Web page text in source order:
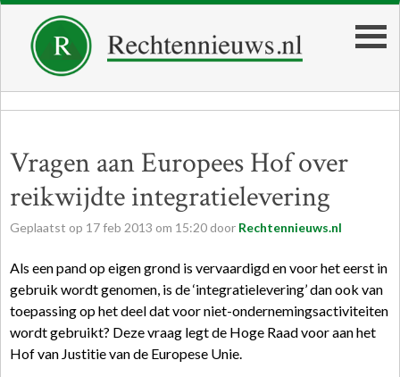
Vragen aan Europees Hof over
reikwijdte integratielevering
Geplaatst op 17feb 2013 om 15:20 door Rechtennieuws.nl
Als een pand op eigen grond is vervaardigd en voor het eerst in
gebruik wordt genomen, is de ‘integratielevering’ dan ook van
toepassing op het deel dat voor niet-ondernemingsactiviteiten
wordt gebruikt? Deze vraag legt de Hoge Raad voor aan het
Hof van Justitie van de Europese Unie.